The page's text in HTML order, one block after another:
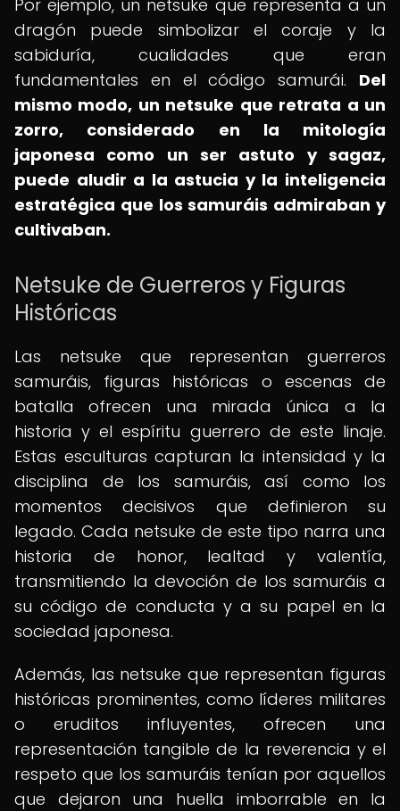
Por ejemplo, un netsuke que representa a un
dragón puede simbolizar el coraje y la
sabiduría, cualidades que eran
fundamentales en el código samurái. Del
mismo modo, un netsuke que retrata a un
zorro, considerado en la mitología
japonesa como un ser astuto y sagaz,
puede aludir a la astucia y la inteligencia
estratégica que los samuráis admiraban y
cultivaban.
Netsuke de Guerreros y Figuras
Históricas
Las netsuke que representan guerreros
samuráis, figuras históricas o escenas de
batalla ofrecen una mirada única a la
historia y el espíritu guerrero de este linaje.
Estas esculturas capturan la intensidad y la
disciplina de los samuráis, así como los
momentos decisivos que definieron su
legado. Cada netsuke de este tipo narra una
historia de honor, lealtad y valentía,
transmitiendo la devoción de los samuráis a
su código de conducta y a su papel en la
sociedad japonesa.
Además, las netsuke que representan figuras
históricas prominentes, como líderes militares
o eruditos influyentes, ofrecen una
representación tangible de la reverencia y el
respeto que los samuráis tenían por aquellos
que dejaron una huella imborrable en la